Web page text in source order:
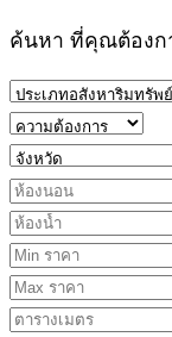
ค้นหา ที่คุณต้องก